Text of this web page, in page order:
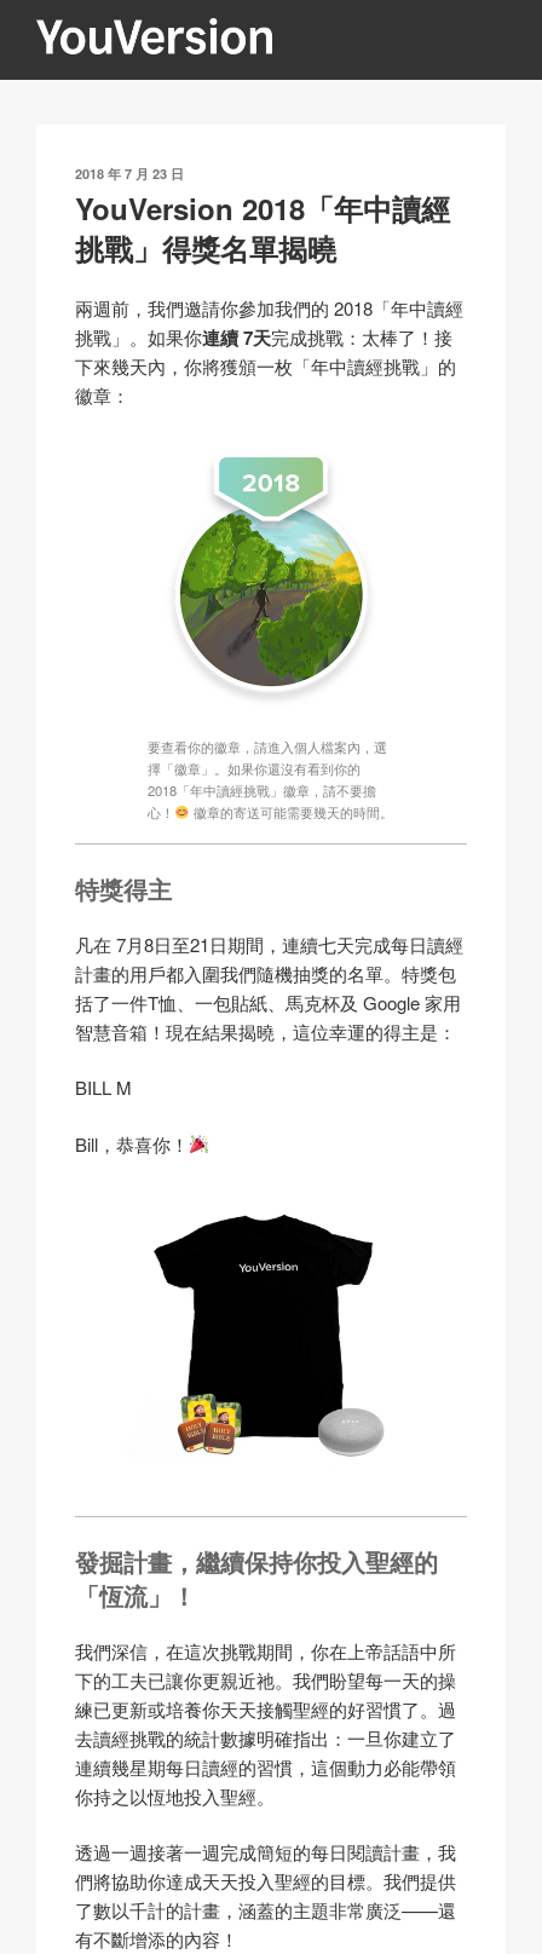
YOUVERSION
Seeking God every day.
發
表
於
2018 年 7 月 23 日
YouVersion 2018「年中讀經
挑戰」得獎名單揭曉
兩週前，我們邀請你參加我們的 2018「年中讀經
挑戰」。如果你連續 7天完成挑戰：太棒了！接
下來幾天內，你將獲頒一枚「年中讀經挑戰」的
徽章：
要查看你的徽章，請進入個人檔案內，選
擇「徽章」。如果你還沒有看到你的
2018「年中讀經挑戰」徽章，請不要擔
心！
徽章的寄送可能需要幾天的時間。
特獎得主
凡在 7月8日至21日期間，連續七天完成每日讀經
計畫的用戶都入圍我們隨機抽獎的名單。特獎包
括了一件T恤、一包貼紙、馬克杯及 Google 家用
智慧音箱！現在結果揭曉，這位幸運的得主是：
BILL M
Bill，恭喜你！
發掘計畫，繼續保持你投入聖經的
「恆流」！
我們深信，在這次挑戰期間，你在上帝話語中所
下的工夫已讓你更親近祂。我們盼望每一天的操
練已更新或培養你天天接觸聖經的好習慣了。過
去讀經挑戰的統計數據明確指出：一旦你建立了
連續幾星期每日讀經的習慣，這個動力必能帶領
你持之以恆地投入聖經。
透過一週接著一週完成簡短的每日閱讀計畫，我
們將協助你達成天天投入聖經的目標。我們提供
了數以千計的計畫，涵蓋的主題非常廣泛——還
有不斷增添的內容！